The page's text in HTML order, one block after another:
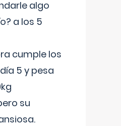
algo
a los 5
cumple los
5 y pesa
su